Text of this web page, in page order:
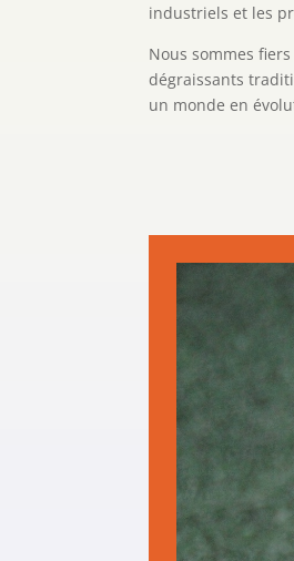
industriels et les
Nous sommes
dégraissants
un monde en